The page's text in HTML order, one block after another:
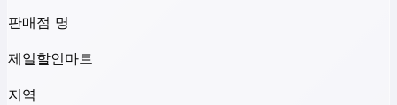
판매점 명
제일할인마트
지역